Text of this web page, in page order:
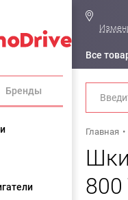
Бренды
Все
Главная
800